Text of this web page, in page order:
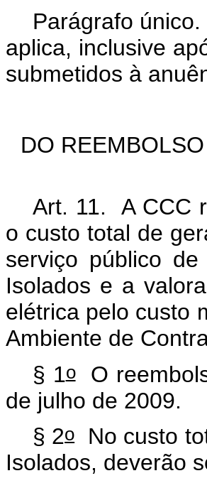
Parágrafo
aplica, inclusive
submetidos à
DO
Art. 11. A CCC
o custo total de
serviço público
Isolados e a
elétrica pelo custo
Ambiente de
§ 1oO
de julho de 2009.
§ 2oNo custo
Isolados, deverão